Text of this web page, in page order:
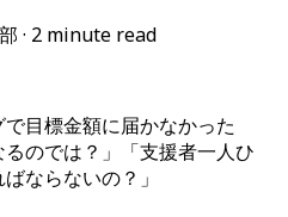
· 2 minute read
で目標金額に届かなかった
のでは？」「支援者一人ひ
ならないの？」